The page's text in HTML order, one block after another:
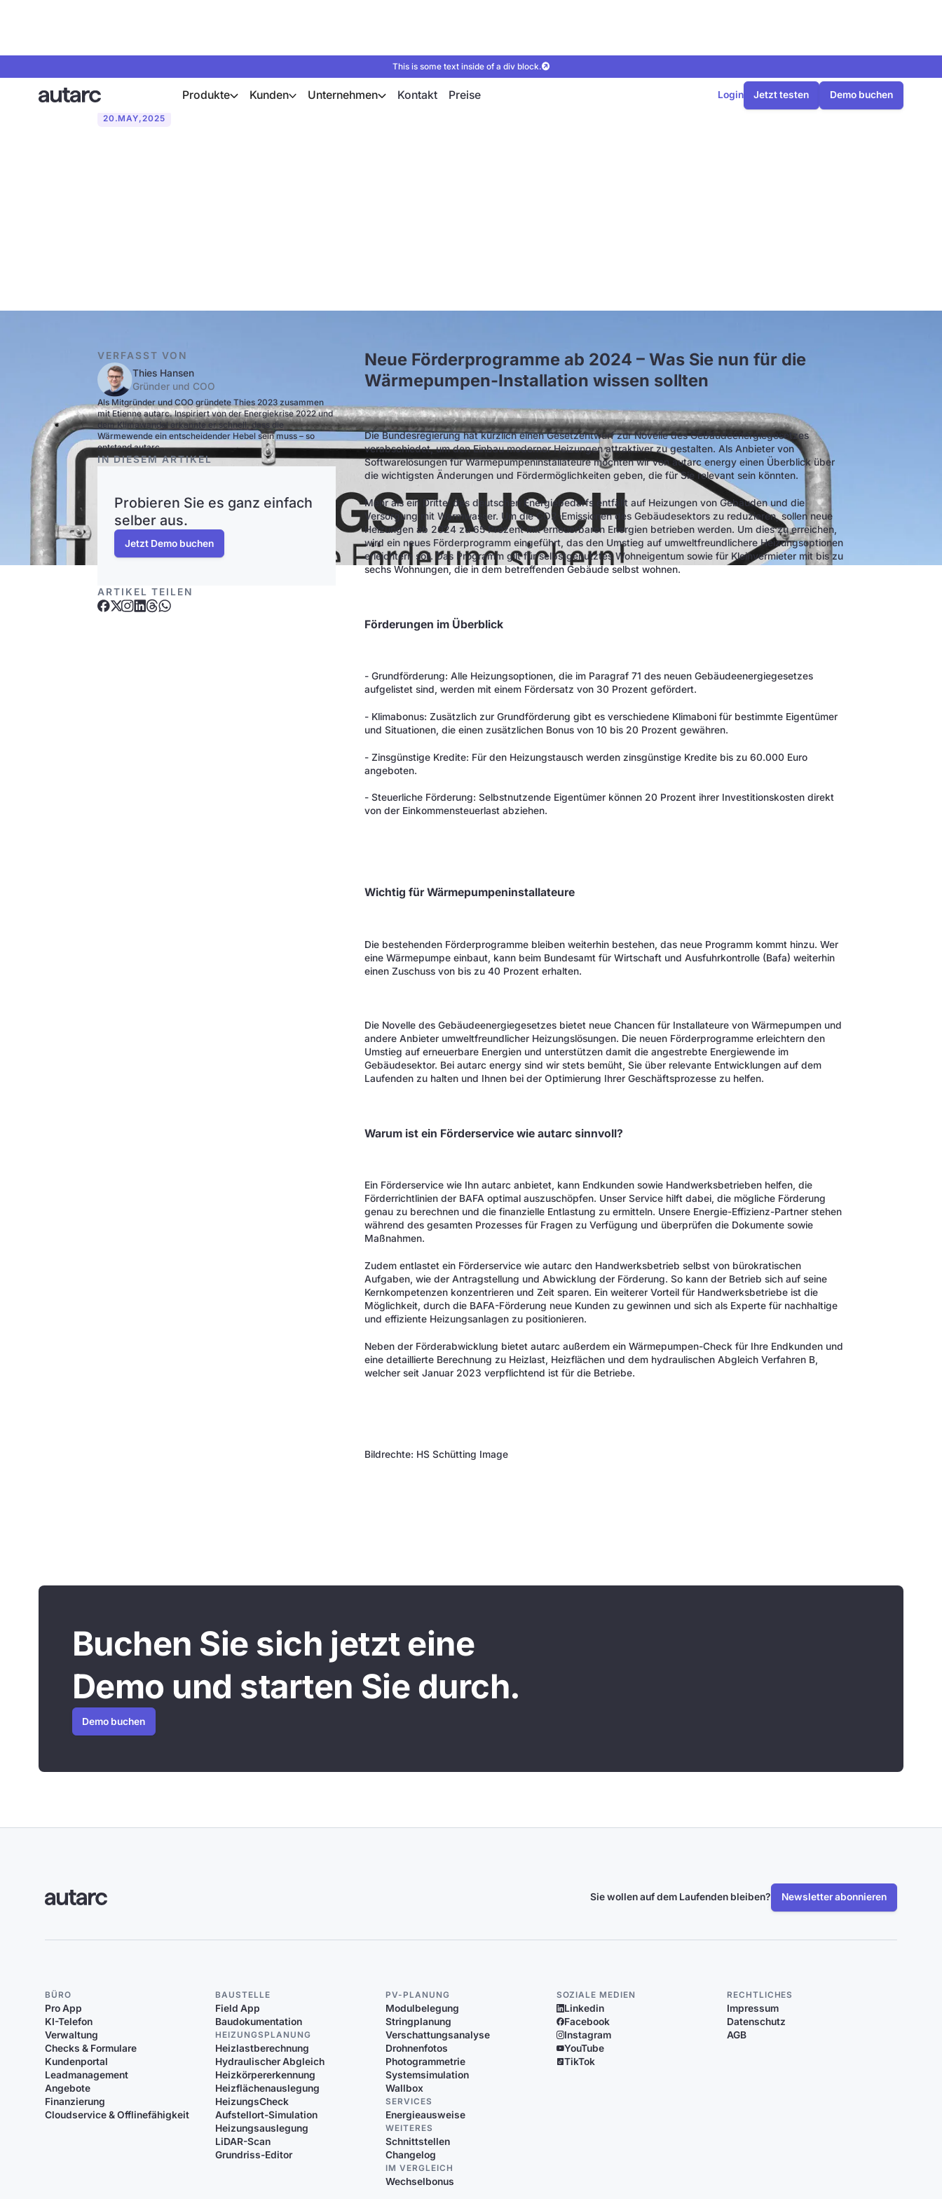
This is some text inside of a div block.
Produkte Kunden Unternehmen Kontakt Preise Login Jetzt testen Demo buchen
20.MAY,2025
VERFASST VON
Thies Hansen
Gründer und COO
Als Mitgründer und COO gründete Thies 2023 zusammen
mit Etienne autarc. Inspiriert von der Energiekrise 2022 und
dem Klimawandel erkannte er schnell, dass die
Wärmewende ein entscheidender Hebel sein muss – so
entstand autarc.
IN DIESEM ARTIKEL
Probieren Sie es ganz einfach
selber aus.
Jetzt Demo buchen
ARTIKEL TEILEN
Neue Förderprogramme ab 2024 – Was Sie nun für die
Wärmepumpen-Installation wissen sollten
Die Bundesregierung hat kürzlich einen Gesetzentwurf zur Novelle des Gebäudeenergiegesetzes
verabschiedet, um den Einbau moderner Heizungen attraktiver zu gestalten. Als Anbieter von
Softwarelösungen für Wärmepumpeninstallateure möchten wir von autarc energy einen Überblick über
die wichtigsten Änderungen und Fördermöglichkeiten geben, die für Sie relevant sein könnten.
Mehr als ein Drittel des deutschen Energiebedarfs entfällt auf Heizungen von Gebäuden und die
Versorgung mit Warmwasser. Um die CO2-Emissionen des Gebäudesektors zu reduzieren, sollen neue
Heizungen ab 2024 zu 65 Prozent mit erneuerbaren Energien betrieben werden. Um dies zu erreichen,
wird ein neues Förderprogramm eingeführt, das den Umstieg auf umweltfreundlichere Heizungsoptionen
erleichtern soll. Das Programm gilt für selbstgenutztes Wohneigentum sowie für Kleinvermieter mit bis zu
sechs Wohnungen, die in dem betreffenden Gebäude selbst wohnen.
Förderungen im Überblick
- Grundförderung: Alle Heizungsoptionen, die im Paragraf 71 des neuen Gebäudeenergiegesetzes
aufgelistet sind, werden mit einem Fördersatz von 30 Prozent gefördert.
- Klimabonus: Zusätzlich zur Grundförderung gibt es verschiedene Klimaboni für bestimmte Eigentümer
und Situationen, die einen zusätzlichen Bonus von 10 bis 20 Prozent gewähren.
- Zinsgünstige Kredite: Für den Heizungstausch werden zinsgünstige Kredite bis zu 60.000 Euro
angeboten.
- Steuerliche Förderung: Selbstnutzende Eigentümer können 20 Prozent ihrer Investitionskosten direkt
von der Einkommensteuerlast abziehen.
Wichtig für Wärmepumpeninstallateure
Die bestehenden Förderprogramme bleiben weiterhin bestehen, das neue Programm kommt hinzu. Wer
eine Wärmepumpe einbaut, kann beim Bundesamt für Wirtschaft und Ausfuhrkontrolle (Bafa) weiterhin
einen Zuschuss von bis zu 40 Prozent erhalten.
Die Novelle des Gebäudeenergiegesetzes bietet neue Chancen für Installateure von Wärmepumpen und
andere Anbieter umweltfreundlicher Heizungslösungen. Die neuen Förderprogramme erleichtern den
Umstieg auf erneuerbare Energien und unterstützen damit die angestrebte Energiewende im
Gebäudesektor. Bei autarc energy sind wir stets bemüht, Sie über relevante Entwicklungen auf dem
Laufenden zu halten und Ihnen bei der Optimierung Ihrer Geschäftsprozesse zu helfen.
Warum ist ein Förderservice wie autarc sinnvoll?
Ein Förderservice wie Ihn autarc anbietet, kann Endkunden sowie Handwerksbetrieben helfen, die
Förderrichtlinien der BAFA optimal auszuschöpfen. Unser Service hilft dabei, die mögliche Förderung
genau zu berechnen und die finanzielle Entlastung zu ermitteln. Unsere Energie-Effizienz-Partner stehen
während des gesamten Prozesses für Fragen zu Verfügung und überprüfen die Dokumente sowie
Maßnahmen.
Zudem entlastet ein Förderservice wie autarc den Handwerksbetrieb selbst von bürokratischen
Aufgaben, wie der Antragstellung und Abwicklung der Förderung. So kann der Betrieb sich auf seine
Kernkompetenzen konzentrieren und Zeit sparen. Ein weiterer Vorteil für Handwerksbetriebe ist die
Möglichkeit, durch die BAFA-Förderung neue Kunden zu gewinnen und sich als Experte für nachhaltige
und effiziente Heizungsanlagen zu positionieren.
Neben der Förderabwicklung bietet autarc außerdem ein Wärmepumpen-Check für Ihre Endkunden und
eine detaillierte Berechnung zu Heizlast, Heizflächen und dem hydraulischen Abgleich Verfahren B,
welcher seit Januar 2023 verpflichtend ist für die Betriebe.
Bildrechte: HS Schütting Image
Buchen Sie sich jetzt eine
Demo und starten Sie durch.
Demo buchen
Sie wollen auf dem Laufenden bleiben? Newsletter abonnieren
BÜRO
Pro App
KI-Telefon
Verwaltung
Checks & Formulare
Kundenportal
Leadmanagement
Angebote
Finanzierung
Cloudservice & Offlinefähigkeit
BAUSTELLE
Field App
Baudokumentation
HEIZUNGSPLANUNG
Heizlastberechnung
Hydraulischer Abgleich
Heizkörpererkennung
Heizflächenauslegung
HeizungsCheck
Aufstellort-Simulation
Heizungsauslegung
LiDAR-Scan
Grundriss-Editor
PV-PLANUNG
Modulbelegung
Stringplanung
Verschattungsanalyse
Drohnenfotos
Photogrammetrie
Systemsimulation
Wallbox
SERVICES
Energieausweise
WEITERES
Schnittstellen
Changelog
IM VERGLEICH
Wechselbonus
SOZIALE MEDIEN
Linkedin
Facebook
Instagram
YouTube
TikTok
RECHTLICHES
Impressum
Datenschutz
AGB